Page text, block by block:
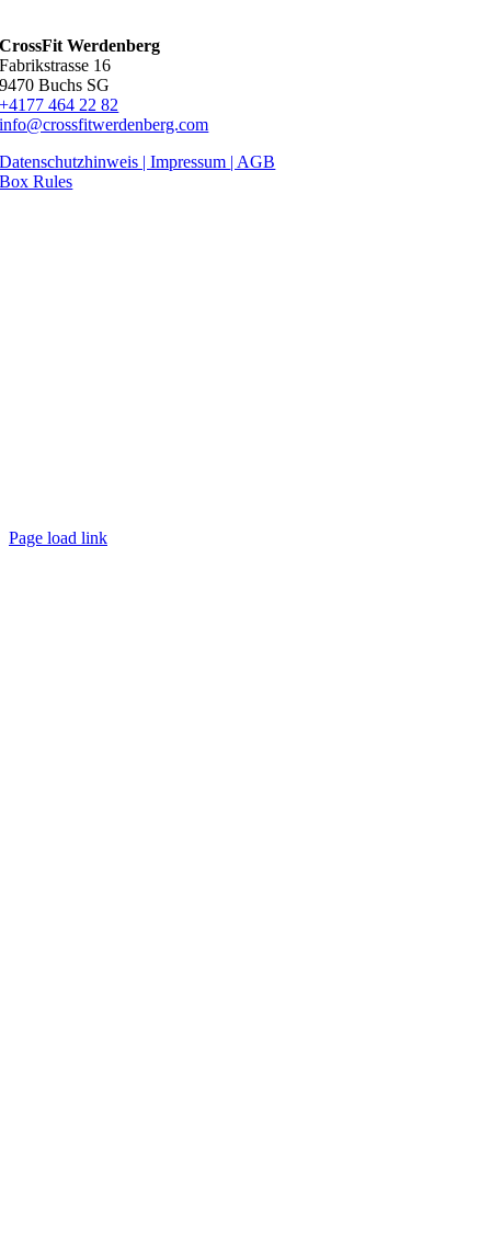
CrossFit Werdenberg
Fabrikstrasse 16
9470 Buchs SG
+4177 464 22 82
info@crossfitwerdenberg.com
Datenschutzhinweis | Impressum | AGB
Box Rules
Page load link